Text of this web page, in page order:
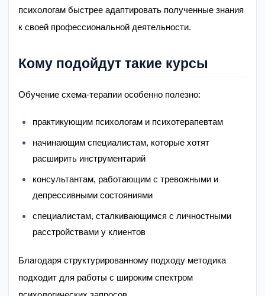
психологам быстрее адаптировать полученные знания
к своей профессиональной деятельности.
Кому подойдут такие курсы
Обучение схема-терапии особенно полезно:
практикующим психологам и психотерапевтам
начинающим специалистам, которые хотят
расширить инструментарий
консультантам, работающим с тревожными и
депрессивными состояниями
специалистам, сталкивающимся с личностными
расстройствами у клиентов
Благодаря структурированному подходу методика
подходит для работы с широким спектром